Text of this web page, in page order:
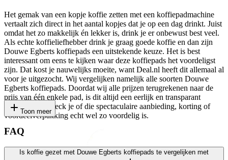
Het gemak van een kopje koffie zetten met een koffiepadmachine
vertaalt zich direct in het aantal kopjes dat je op een dag drinkt. Juist
omdat het zo makkelijk én lekker is, drink je er onbewust best veel.
Als echte koffieliefhebber drink je graag goede koffie en dan zijn
Douwe Egberts koffiepads een uitstekende keuze. Het is best
interessant om eens te kijken waar deze koffiepads het voordeligst
zijn. Dat kost je nauwelijks moeite, want Deal.nl heeft dit allemaal al
voor je uitgezocht. Wij vergelijken namelijk alle soorten Douwe
Egberts koffiepads. Doordat wij alle prijzen terugrekenen naar de
prijs van één enkele pad, is dit altijd een eerlijk en transparant
vergelijk. Zo check je of die spectaculaire aanbieding, korting of
voordeelverpakking echt wel zo voordelig is.
Toon meer
FAQ
Is koffie gezet met Douwe Egberts koffiepads te vergelijken met